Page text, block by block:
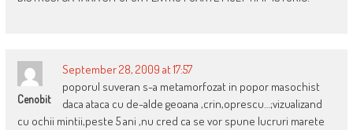
Cenobit
September 28, 2009 at 17:57
poporul suveran s-a metamorfozat in popor masochist
daca ataca cu de-alde geoana ,crin,oprescu…;vizualizand
cu ochii mintii,peste 5 ani ,nu cred ca se vor spune lucruri marete